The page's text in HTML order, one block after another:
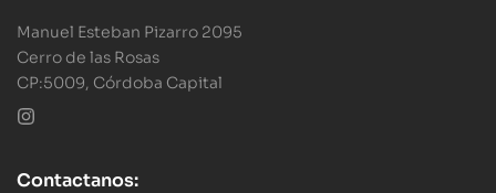
Manuel Esteban Pizarro 2095
Cerro de las Rosas
CP:5009, Córdoba Capital
Contactanos: